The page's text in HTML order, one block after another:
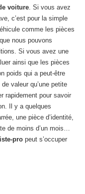
voiture. Si vous avez
c’est pour la simple
comme les pièces
nous pouvons
Si vous avez une
ainsi que les pièces
poids qui a peut-être
valeur qu’une petite
rapidement pour savoir
Il y a quelques
une pièce d’identité,
de moins d’un mois…
pro peut s’occuper